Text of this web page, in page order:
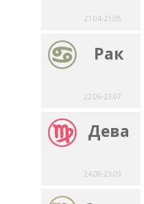
21.04-21.05
Рак
22.06-23.07
Дева
24.08-23.09